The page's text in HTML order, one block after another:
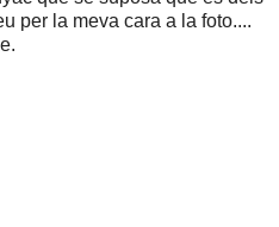
per la meva cara a la foto....